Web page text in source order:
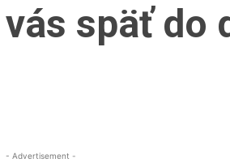
späť do
- Advertisement -